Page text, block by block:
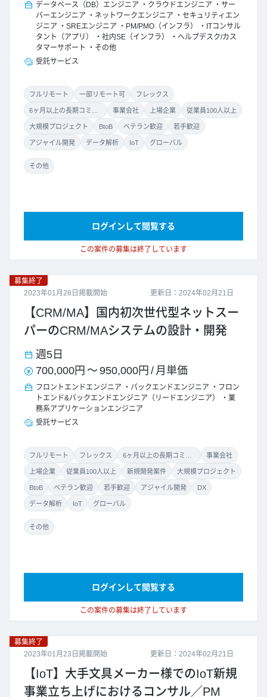
データベース（DB）エンジニア クラウドエンジニア
サー
バーエンジニア
ネットワークエンジニア
セキュリティエン
ジニア
SREエンジニア PM/PMO（インフラ）
ITコンサル
タント（アプリ）
社内SE（インフラ）
ヘルプデスク/カス
タマーサポート
その他
受託サービス
フルリモート 一部リモート可 フレックス
事業会社 上場企業 従業員100人以上
大規模プロジェクト BtoB ベテラン歓迎 若手歓迎
アジャイル開発 データ解析 IoT グローバル
その他
この案件の募集は終了しています
ログインして閲覧する
更新日：2024年02月21日
募集終了
2023年01月26日掲載開始
【CRM/MA】国内初次世代型ネットスー
パーのCRM/MAシステムの設計・開発
週5日
700,000円 ～ 950,000円 / 月単価
フロントエンドエンジニア バックエンドエンジニア
フロン
トエンド&バックエンドエンジニア（リードエンジニア）
業
務系アプリケーションエンジニア
受託サービス
フルリモート フレックス 事業会社
上場企業 従業員100人以上 新規開発案件 大規模プロジェクト
BtoB ベテラン歓迎 若手歓迎 アジャイル開発 DX
データ解析 IoT グローバル
その他
この案件の募集は終了しています
ログインして閲覧する
更新日：2024年02月21日
募集終了
2023年01月23日掲載開始
【IoT】大手文具メーカー様でのIoT新規
事業立ち上げにおけるコンサル／PM